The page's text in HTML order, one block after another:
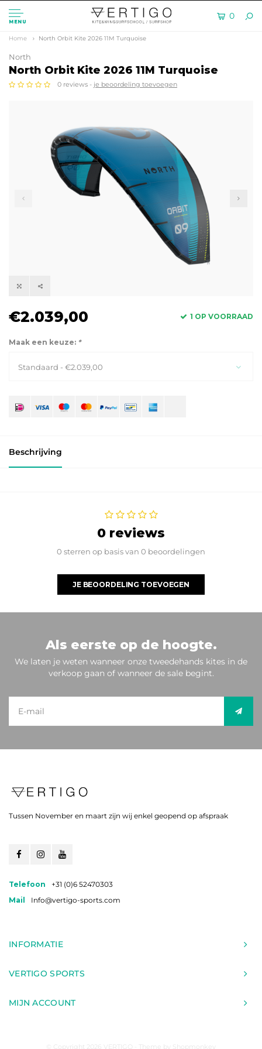
MENU
0
Home North Orbit Kite 2026 11M Turquoise
North
North Orbit Kite 2026 11M Turquoise
0 reviews - je beoordeling toevoegen
€2.039,00 1 OP VOORRAAD
Maak een keuze: *
Standaard - €2.039,00
Beschrijving
0 reviews
0 sterren op basis van 0 beoordelingen
JE BEOORDELING TOEVOEGEN
Als eerste op de hoogte.
We laten je weten wanneer onze tweedehands kites in de
verkoop gaan of wanneer de sale begint.
Tussen November en maart zijn wij enkel geopend op afspraak
Telefoon
+31 (0)6 52470303
Mail
Info@vertigo-sports.com
INFORMATIE
VERTIGO SPORTS
MIJN ACCOUNT
© Copyright 2026 VERTIGO - Theme by Shopmonkey